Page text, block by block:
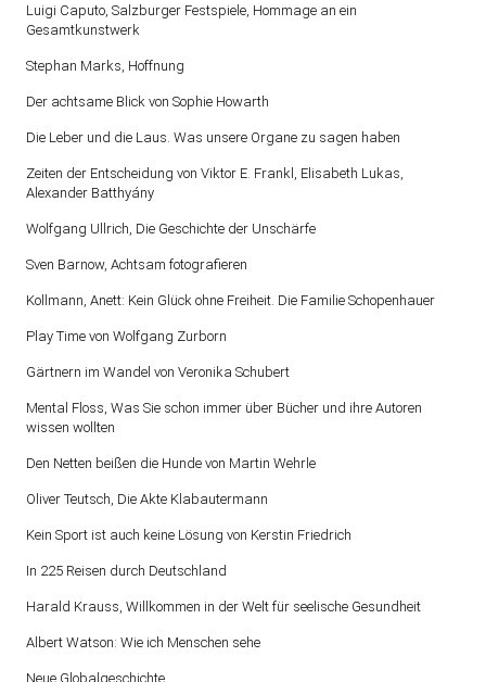
Luigi Caputo, Salzburger Festspiele, Hommage an ein
Gesamtkunstwerk
Stephan Marks, Hoffnung
Der achtsame Blick von Sophie Howarth
Die Leber und die Laus. Was unsere Organe zu sagen haben
Zeiten der Entscheidung von Viktor E. Frankl, Elisabeth Lukas,
Alexander Batthyány
Wolfgang Ullrich, Die Geschichte der Unschärfe
Sven Barnow, Achtsam fotografieren
Kollmann, Anett: Kein Glück ohne Freiheit. Die Familie Schopenhauer
Play Time von Wolfgang Zurborn
Gärtnern im Wandel von Veronika Schubert
Mental Floss, Was Sie schon immer über Bücher und ihre Autoren
wissen wollten
Den Netten beißen die Hunde von Martin Wehrle
Oliver Teutsch, Die Akte Klabautermann
Kein Sport ist auch keine Lösung von Kerstin Friedrich
In 225 Reisen durch Deutschland
Harald Krauss, Willkommen in der Welt für seelische Gesundheit
Albert Watson: Wie ich Menschen sehe
Neue Globalgeschichte